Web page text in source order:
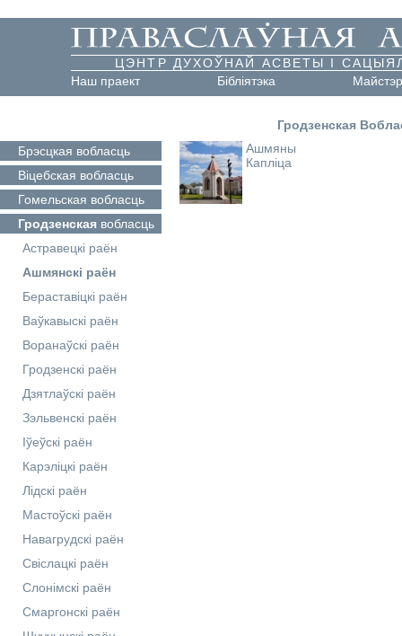
ЦЭНТР ДУХОЎНАЙ АСВЕТЫ І
Наш праект
Бібліятэка
Гродзенская
Брэсцкая вобласць
Віцебская вобласць
Гомельская вобласць
Гродзенская вобласць
Астравецкі раён
Ашмянскі раён
Бераставіцкі раён
Ваўкавыскі раён
Воранаўскі раён
Гродзенскі раён
Дзятлаўскі раён
Зэльвенскі раён
Іўеўскі раён
Карэліцкі раён
Лідскі раён
Мастоўскі раён
Навагрудскі раён
Свіслацкі раён
Слонімскі раён
Смаргонскі раён
Ашмяны
Капліца